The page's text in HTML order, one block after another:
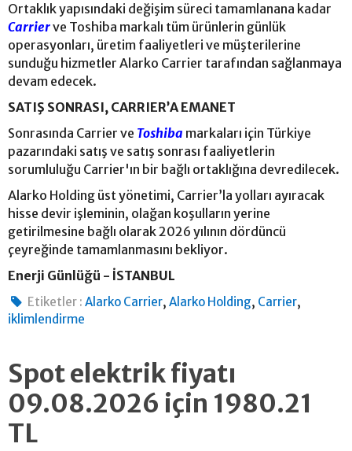
Ortaklık yapısındaki değişim süreci tamamlanana kadar
Carrierve Toshiba markalı tüm ürünlerin günlük
operasyonları, üretim faaliyetleri ve müşterilerine
sunduğu hizmetler Alarko Carrier tarafından sağlanmaya
devam edecek.
SATIŞ SONRASI, CARRIER’A EMANET
Sonrasında Carrier ve Toshiba markaları için Türkiye
pazarındaki satış ve satış sonrası faaliyetlerin
sorumluluğu Carrier'ın bir bağlı ortaklığına devredilecek.
Alarko Holding üst yönetimi, Carrier’la yolları ayıracak
hisse devir işleminin, olağan koşulların yerine
getirilmesine bağlı olarak 2026 yılının dördüncü
çeyreğinde tamamlanmasını bekliyor.
Enerji Günlüğü - İSTANBUL
Etiketler : Alarko Carrier,Alarko Holding, Carrier,
iklimlendirme
Spot elektrik fiyatı
09.08.2026 için 1980.21
TL